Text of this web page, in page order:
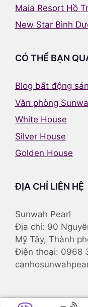
Maia Resort Hồ
New Star Bình
CÓ THỂ BẠN
Blog bất động sản
Văn phòng
White House
Silver House
Golden House
ĐỊA CHỈ LIÊN HỆ
Sunwah Pearl
Địa chỉ: 90
Mỹ Tây, Thành
Điện thoại: 0968
© 2025Căn hộ